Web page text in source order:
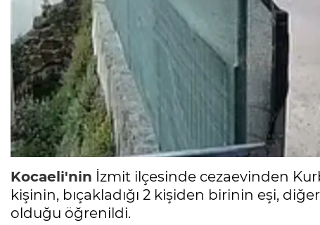
Kocaeli'nin İzmit ilçesinde cezaevinden
kişinin, bıçakladığı 2 kişiden birinin eşi,
olduğu öğrenildi.